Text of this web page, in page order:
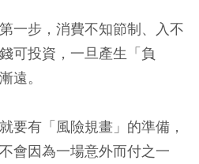
一步，消費不知節制、入不
可投資，一旦產生「負
遠。
要有「風險規畫」的準備，
會因為一場意外而付之一